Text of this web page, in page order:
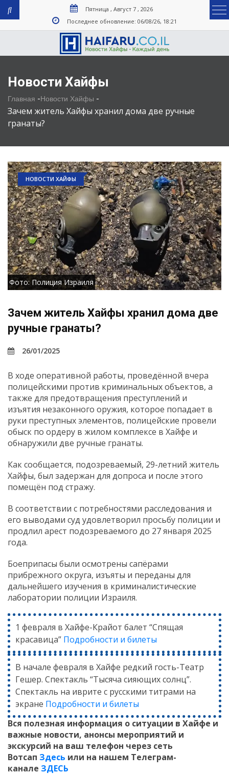
Пятница , Август 7 , 2026
Последнее обновление: 06/08/26, 18:21
Новости Хайфы
Главная -Новости Хайфы -
Зачем житель Хайфы хранил дома две ручные
гранаты?
НОВОСТИ ХАЙФЫ
Фото: Полиция Израиля
Зачем житель Хайфы хранил дома две
ручные гранаты?
26/01/2025
В ходе оперативной работы, проведённой вчера
полицейскими против криминальных объектов, а
также для предотвращения преступлений и
изъятия незаконного оружия, которое попадает в
руки преступных элементов, полицейские провели
обыск по ордеру в жилом комплексе в Хайфе и
обнаружили две ручные гранаты.
Как сообщается, подозреваемый, 29-летний житель
Хайфы, был задержан для допроса и после этого
помещён под стражу.
В соответствии с потребностями расследования и
его выводами суд удовлетворил просьбу полиции и
продлил арест подозреваемого до 27 января 2025
года.
Боеприпасы были осмотрены сапёрами
прибрежного округа, изъяты и переданы для
дальнейшего изучения в криминалистические
лаборатории полиции Израиля.
1 февраля в Хайфе-Крайот балет “Спящая
красавица” Подробности и билеты
В начале февраля в Хайфе редкий гость-Театр
Гешер. Спектакль “Тысяча сияющих солнц”.
Спектакль на иврите с русскими титрами на
экране Подробности и билеты
Вся полезная информация о ситуации в Хайфе и
важные новости, анонсы мероприятий и
экскурсий на ваш телефон через сеть
Вотсап Здесь или на нашем Телеграм-
канале ЗДЕСЬ